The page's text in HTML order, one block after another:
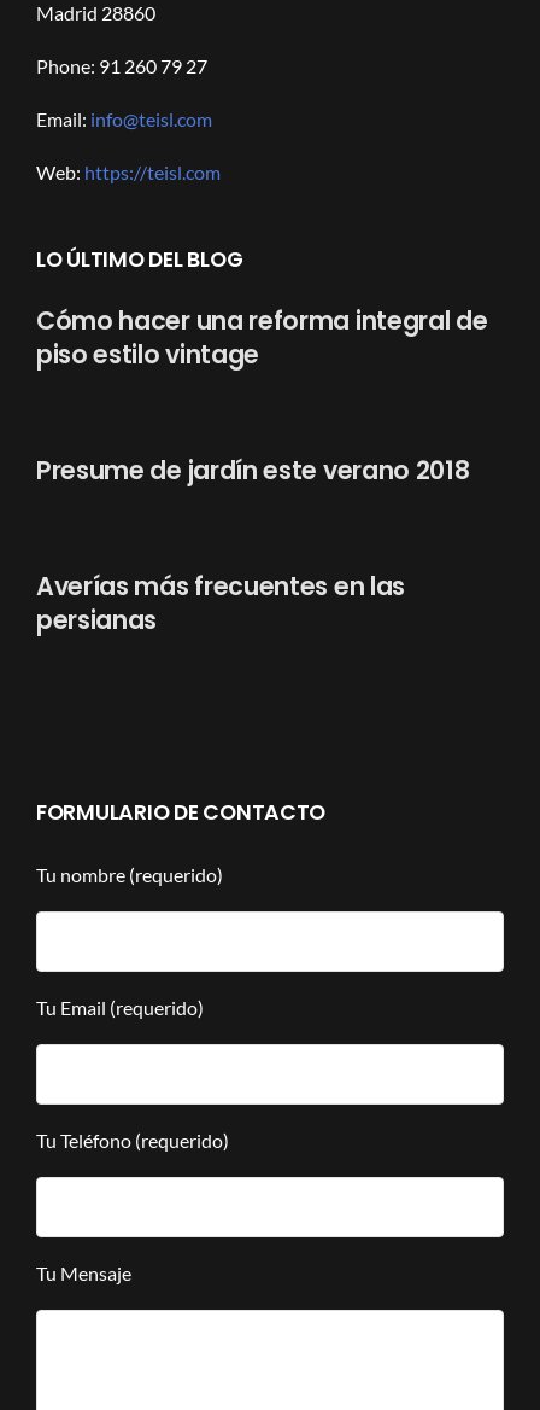
Madrid 28860
Phone: 91 260 79 27
Email: info@teisl.com
Web: https://teisl.com
LO ÚLTIMO DEL BLOG
Cómo hacer una reforma integral de
piso estilo vintage
Presume de jardín este verano 2018
Averías más frecuentes en las
persianas
FORMULARIO DE CONTACTO
Tu nombre (requerido)
Tu Email (requerido)
Tu Teléfono (requerido)
Tu Mensaje